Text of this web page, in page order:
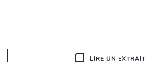
LIRE UN EXTRAIT